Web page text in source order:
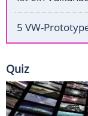
5 VW-
Quiz